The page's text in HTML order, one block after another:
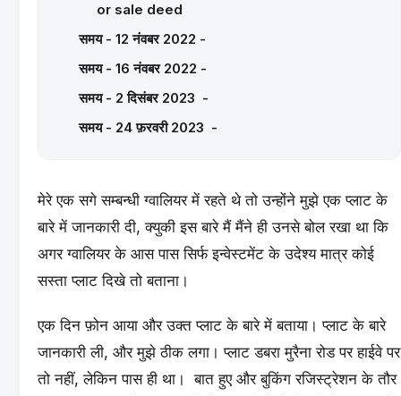
or sale deed
समय - 12 नंवबर 2022 -
समय - 16 नंवबर 2022 -
समय - 2 दिसंबर 2023 -
समय - 24 फ़रवरी 2023 -
मेरे एक सगे सम्बन्धी ग्वालियर में रहते थे तो उन्होंने मुझे एक प्लाट के
बारे में जानकारी दी, क्युकी इस बारे मैं मैंने ही उनसे बोल रखा था कि
अगर ग्वालियर के आस पास सिर्फ इन्वेस्टमेंट के उदेश्य मात्र कोई
सस्ता प्लाट दिखे तो बताना।
एक दिन फ़ोन आया और उक्त प्लाट के बारे में बताया। प्लाट के बारे
जानकारी ली, और मुझे ठीक लगा। प्लाट डबरा मुरैना रोड पर हाईवे पर
तो नहीं, लेकिन पास ही था। बात हुए और बुकिंग रजिस्ट्रेशन के तौर